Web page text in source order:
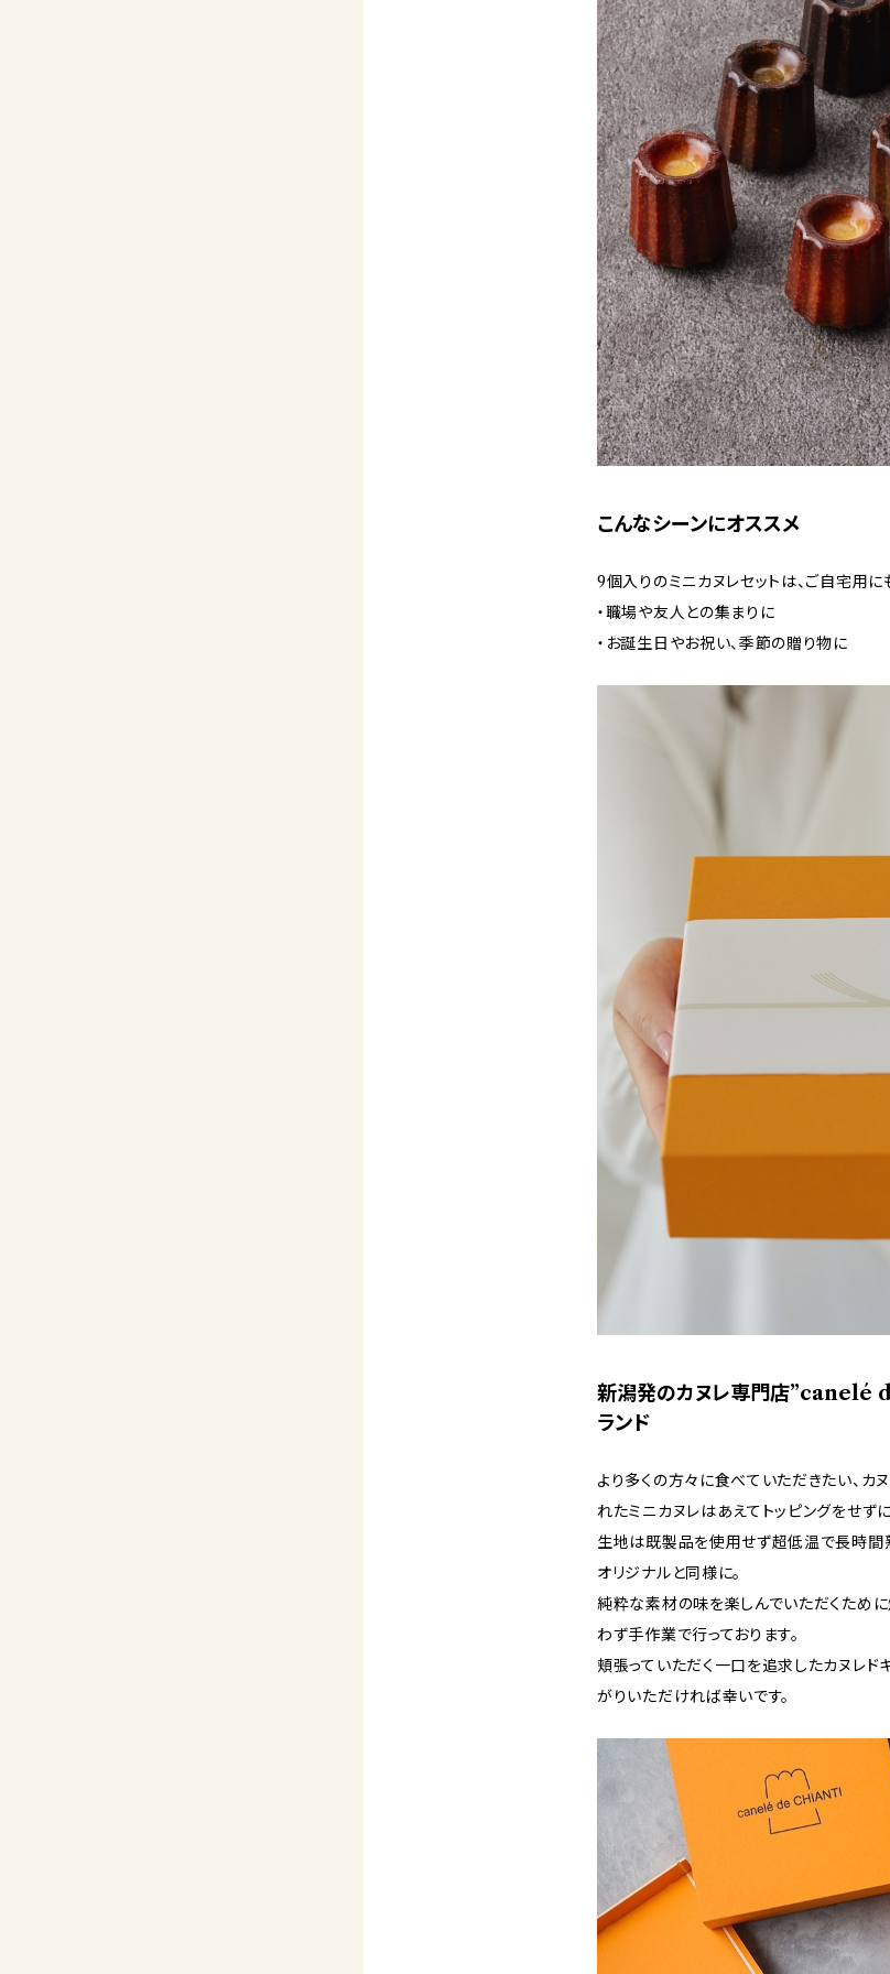
こんなシーンにオススメ
9個入りのミニカヌレセットは、ご自宅用
・職場や友人との集まりに
・お誕生日やお祝い、季節の贈り物に
新潟発のカヌレ専門店”canelé
ランド
より多くの方々に食べていただきたい、カ
れたミニカヌレはあえてトッピングをせず
生地は既製品を使用せず超低温で長時間
オリジナルと同様に。
純粋な素材の味を楽しんでいただくため
わず手作業で行っております。
頬張っていただく一口を追求したカヌレド
がりいただければ幸いです。